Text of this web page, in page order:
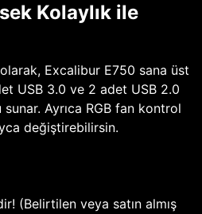
Kolaylık ile
Excalibur E750 sana üst
USB 3.0 ve 2 adet USB 2.0
Ayrıca RGB fan kontrol
değiştirebilirsin.
(Belirtilen veya satın almış